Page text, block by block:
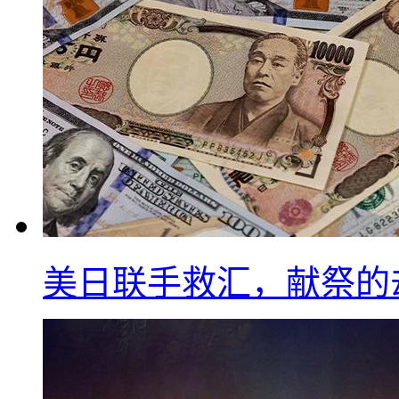
美日联手救汇，献祭